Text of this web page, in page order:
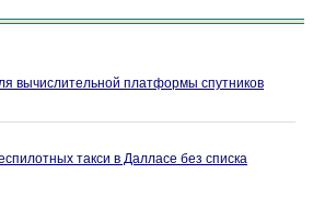
вычислительной платформы спутников
такси в Далласе без списка